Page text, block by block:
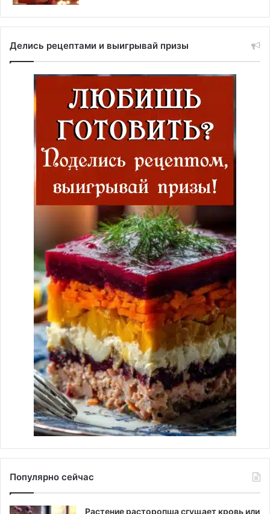
Делись рецептами и выигрывай призы
Популярно сейчас
Растение расторопша сгущает кровь или